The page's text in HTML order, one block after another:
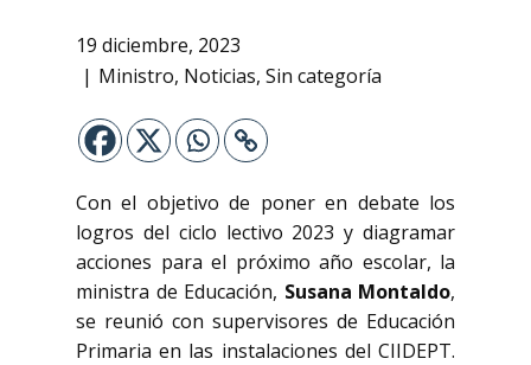
19 diciembre, 2023
Ministro, Noticias, Sin categoría
Con el objetivo de poner en debate los
logros del ciclo lectivo 2023 y diagramar
acciones para el próximo año escolar, la
ministra de Educación, Susana Montaldo,
se reunió con supervisores de Educación
Primaria en las instalaciones del CIIDEPT.